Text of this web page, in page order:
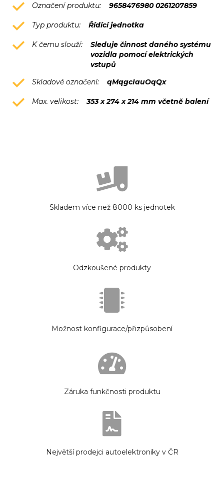
Označení produktu: 9658476980 0261207859
Typ produktu: Řídící jednotka
K čemu slouží:
Sleduje činnost daného systému
vozidla pomocí elektrických
vstupů
Skladové označení:
qMqgcIauOqQx
Max. velikost: 353 x 274 x 214 mm včetně balení
Skladem více než 8000 ks jednotek
Odzkoušené produkty
Možnost konfigurace/přizpůsobení
Záruka funkčnosti produktu
Největší prodejci autoelektroniky v ČR